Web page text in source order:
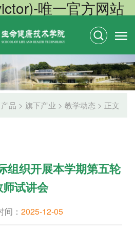
唯一官方网站
品 > 旗下产业 > 教学动态 > 正文
组织开展本学期第五轮
师试讲会
间： 2025-12-05